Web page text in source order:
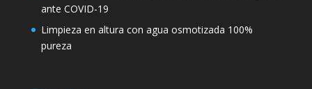
ante COVID-19
Limpieza en altura con agua osmotizada 100%
pureza